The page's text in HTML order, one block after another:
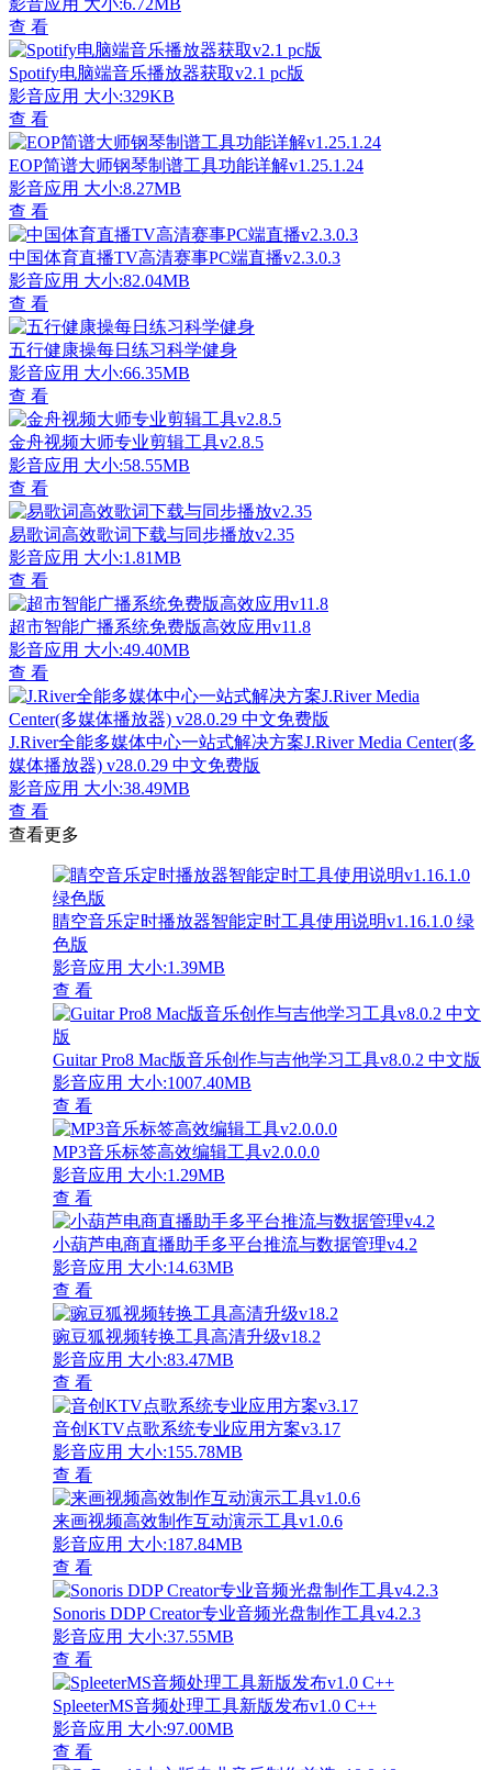
影音应用 大小:6.72MB
查 看
Spotify电脑端音乐播放器获取v2.1 pc版
影音应用 大小:329KB
查 看
EOP简谱大师钢琴制谱工具功能详解v1.25.1.24
影音应用 大小:8.27MB
查 看
中国体育直播TV高清赛事PC端直播v2.3.0.3
影音应用 大小:82.04MB
查 看
五行健康操每日练习科学健身
影音应用 大小:66.35MB
查 看
金舟视频大师专业剪辑工具v2.8.5
影音应用 大小:58.55MB
查 看
易歌词高效歌词下载与同步播放v2.35
影音应用 大小:1.81MB
查 看
超市智能广播系统免费版高效应用v11.8
影音应用 大小:49.40MB
查 看
J.River全能多媒体中心一站式解决方案J.River Media Center(多
媒体播放器) v28.0.29 中文免费版
影音应用 大小:38.49MB
查 看
查看更多
睛空音乐定时播放器智能定时工具使用说明v1.16.1.0 绿
色版
影音应用 大小:1.39MB
查 看
Guitar Pro8 Mac版音乐创作与吉他学习工具v8.0.2 中文版
影音应用 大小:1007.40MB
查 看
MP3音乐标签高效编辑工具v2.0.0.0
影音应用 大小:1.29MB
查 看
小葫芦电商直播助手多平台推流与数据管理v4.2
影音应用 大小:14.63MB
查 看
豌豆狐视频转换工具高清升级v18.2
影音应用 大小:83.47MB
查 看
音创KTV点歌系统专业应用方案v3.17
影音应用 大小:155.78MB
查 看
来画视频高效制作互动演示工具v1.0.6
影音应用 大小:187.84MB
查 看
Sonoris DDP Creator专业音频光盘制作工具v4.2.3
影音应用 大小:37.55MB
查 看
SpleeterMS音频处理工具新版发布v1.0 C++
影音应用 大小:97.00MB
查 看